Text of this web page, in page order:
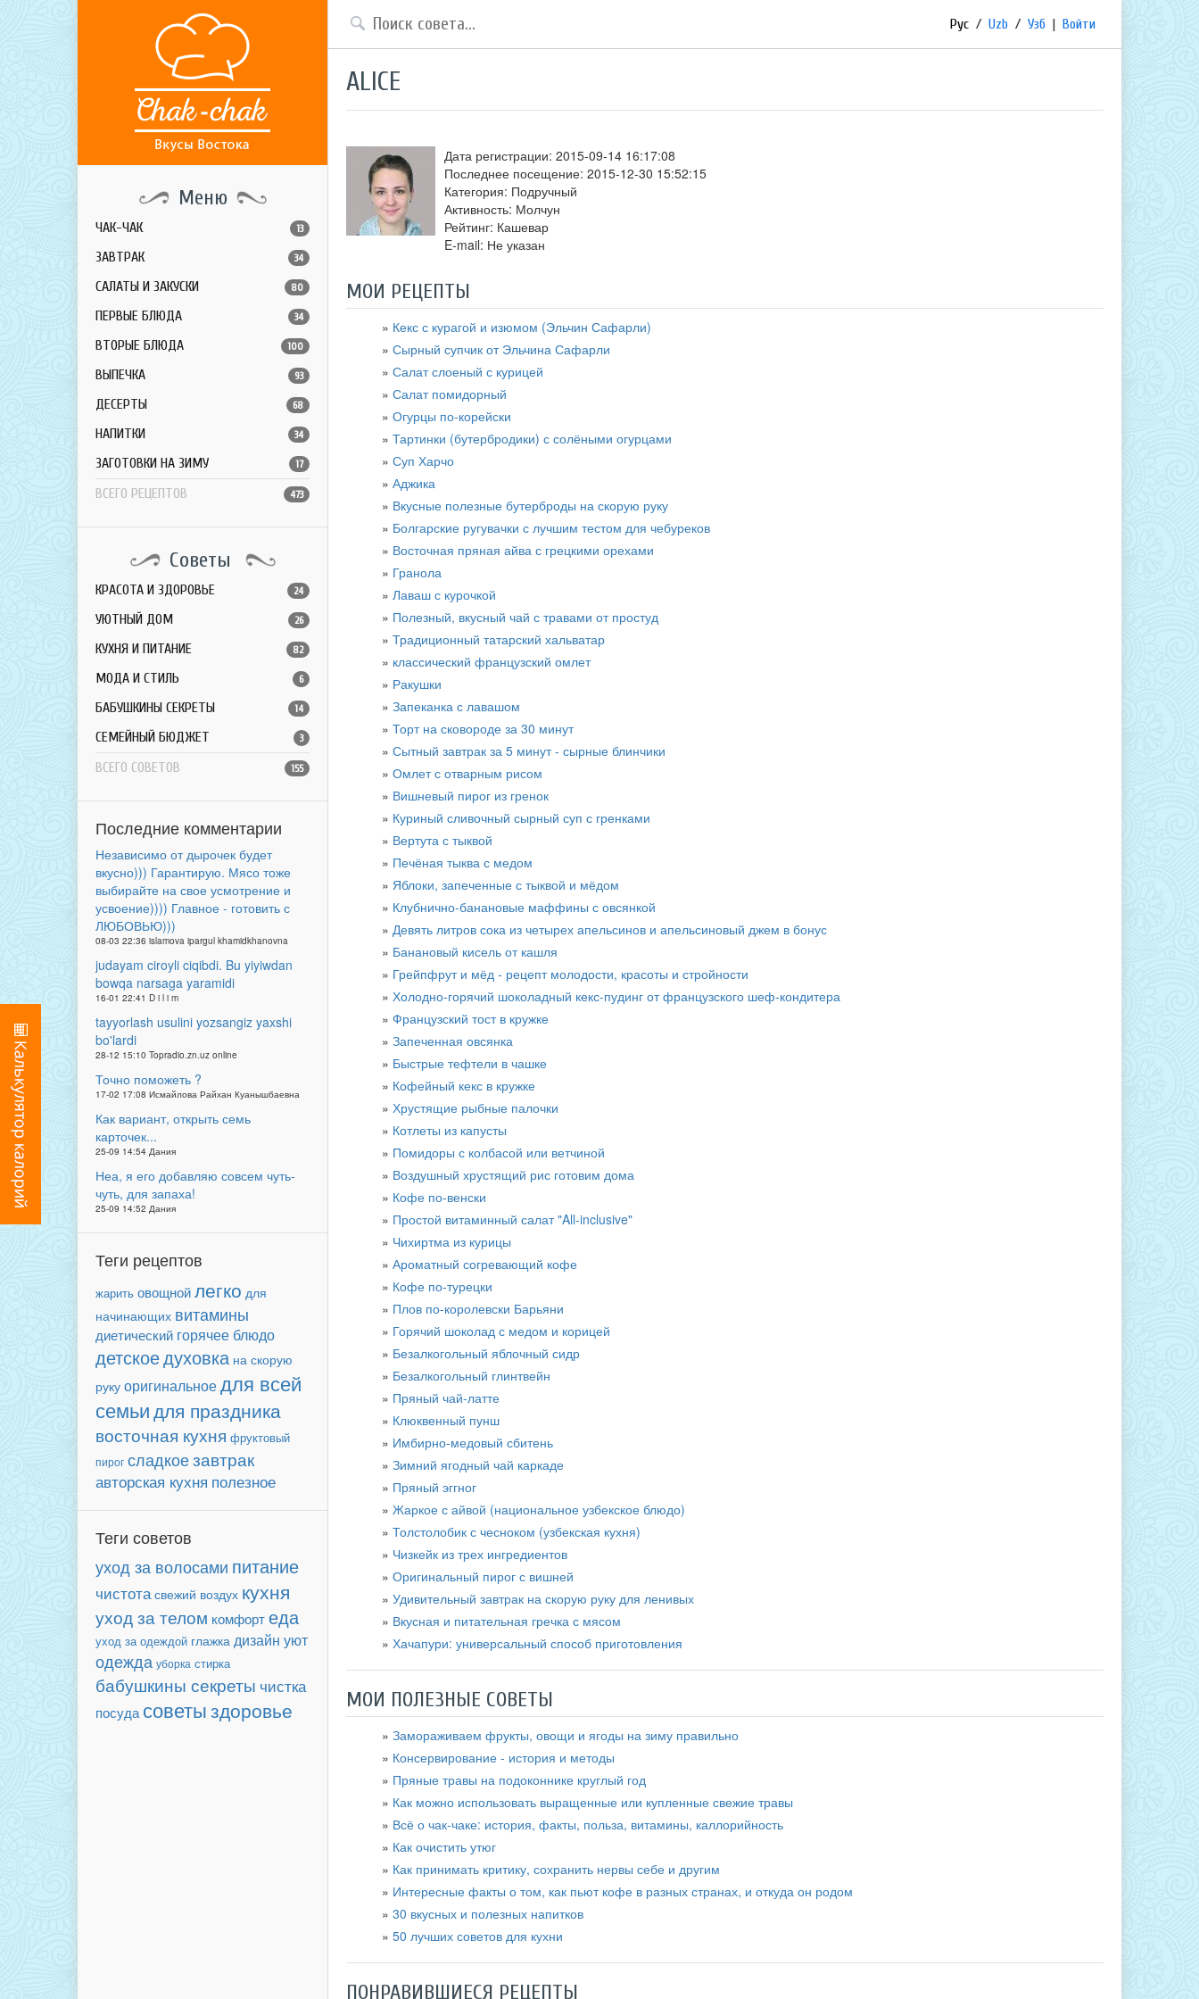
Меню
ЧАК-ЧАК 13
ЗАВТРАК 34
САЛАТЫ И ЗАКУСКИ 80
ПЕРВЫЕ БЛЮДА 34
ВТОРЫЕ БЛЮДА 100
ВЫПЕЧКА 93
ДЕСЕРТЫ 68
НАПИТКИ 34
ЗАГОТОВКИ НА ЗИМУ 17
ВСЕГО РЕЦЕПТОВ 473
Советы
КРАСОТА И ЗДОРОВЬЕ 24
УЮТНЫЙ ДОМ 26
КУХНЯ И ПИТАНИЕ 82
МОДА И СТИЛЬ 6
БАБУШКИНЫ СЕКРЕТЫ 14
СЕМЕЙНЫЙ БЮДЖЕТ 3
ВСЕГО СОВЕТОВ 155
Последние комментарии
Независимо от дырочек будет
вкусно))) Гарантирую. Мясо тоже
выбирайте на свое усмотрение и
усвоение)))) Главное - готовить с
ЛЮБОВЬЮ)))
08-03 22:36 islamova ipargul khamidkhanovna
judayam ciroyli ciqibdi. Bu yiyiwdan
bowqa narsaga yaramidi
16-01 22:41 D i l i m
tayyorlash usulini yozsangiz yaxshi
bo'lardi
28-12 15:10 Topradio.zn.uz online
Точно поможеть ?
17-02 17:08 Исмайлова Райхан Куанышбаевна
Как вариант, открыть семь
карточек...
25-09 14:54 Дания
Неа, я его добавляю совсем чуть-
чуть, для запаха!
25-09 14:52 Дания
Теги рецептов
жарить овощнойлегко для
начинающих витамины
диетический горячее блюдо
детскоедуховка на скорую
руку оригинальноедля всей
семьидля праздника
восточная кухня фруктовый
пирог сладкоезавтрак
авторская кухня полезное
Теги советов
уход за волосами питание
чистота свежий воздух кухня
уход за телом комфортеда
уход за одеждой глажка дизайн уют
одежда уборка стирка
бабушкины секреты чистка
посуда советыздоровье
Рус / Uzb / Узб | Войти
ALICE
Дата регистрации: 2015-09-14 16:17:08
Последнее посещение: 2015-12-30 15:52:15
Категория: Подручный
Активность: Молчун
Рейтинг: Кашевар
E-mail: Не указан
МОИ РЕЦЕПТЫ
Кекс с курагой и изюмом (Эльчин Сафарли)
Сырный супчик от Эльчина Сафарли
Салат слоеный с курицей
Салат помидорный
Огурцы по-корейски
Тартинки (бутербродики) с солёными огурцами
Суп Харчо
Аджика
Вкусные полезные бутерброды на скорую руку
Болгарские ругувачки с лучшим тестом для чебуреков
Восточная пряная айва с грецкими орехами
Гранола
Лаваш с курочкой
Полезный, вкусный чай с травами от простуд
Традиционный татарский хальватар
классический французский омлет
Ракушки
Запеканка с лавашом
Торт на сковороде за 30 минут
Сытный завтрак за 5 минут - сырные блинчики
Омлет с отварным рисом
Вишневый пирог из гренок
Куриный сливочный сырный суп с гренками
Вертута с тыквой
Печёная тыква с медом
Яблоки, запеченные с тыквой и мёдом
Клубнично-банановые маффины с овсянкой
Девять литров сока из четырех апельсинов и апельсиновый джем в бонус
Банановый кисель от кашля
Грейпфрут и мёд - рецепт молодости, красоты и стройности
Холодно-горячий шоколадный кекс-пудинг от французского шеф-кондитера
Французский тост в кружке
Запеченная овсянка
Быстрые тефтели в чашке
Кофейный кекс в кружке
Хрустящие рыбные палочки
Котлеты из капусты
Помидоры с колбасой или ветчиной
Воздушный хрустящий рис готовим дома
Кофе по-венски
Простой витаминный салат "All-inclusive"
Чихиртма из курицы
Ароматный согревающий кофе
Кофе по-турецки
Плов по-королевски Барьяни
Горячий шоколад с медом и корицей
Безалкогольный яблочный сидр
Безалкогольный глинтвейн
Пряный чай-латте
Клюквенный пунш
Имбирно-медовый сбитень
Зимний ягодный чай каркаде
Пряный эггног
Жаркое с айвой (национальное узбекское блюдо)
Толстолобик с чесноком (узбекская кухня)
Чизкейк из трех ингредиентов
Оригинальный пирог с вишней
Удивительный завтрак на скорую руку для ленивых
Вкусная и питательная гречка с мясом
Хачапури: универсальный способ приготовления
МОИ ПОЛЕЗНЫЕ СОВЕТЫ
Замораживаем фрукты, овощи и ягоды на зиму правильно
Консервирование - история и методы
Пряные травы на подоконнике круглый год
Как можно использовать выращенные или купленные свежие травы
Всё о чак-чаке: история, факты, польза, витамины, каллорийность
Как очистить утюг
Как принимать критику, сохранить нервы себе и другим
Интересные факты о том, как пьют кофе в разных странах, и откуда он родом
30 вкусных и полезных напитков
50 лучших советов для кухни
ПОНРАВИВШИЕСЯ РЕЦЕПТЫ